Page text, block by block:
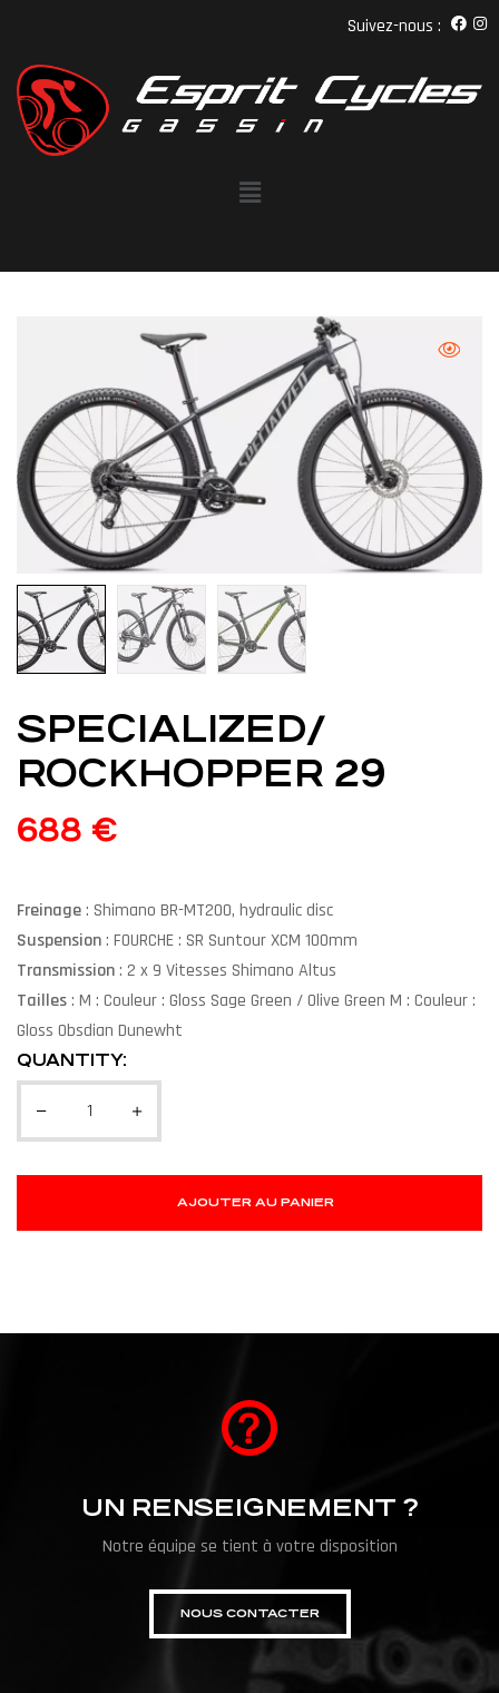
Suivez-nous :
SPECIALIZED/
ROCKHOPPER 29
688 €
Freinage: Shimano BR-MT200, hydraulic disc
Suspension: FOURCHE : SR Suntour XCM 100mm
Transmission: 2 x 9 Vitesses Shimano Altus
Tailles: M : Couleur : Gloss Sage Green / Olive Green M : Couleur :
Gloss Obsdian Dunewht
QUANTITY:
AJOUTER AU PANIER
UN RENSEIGNEMENT ?
Notre équipe se tient à votre disposition
NOUS CONTACTER